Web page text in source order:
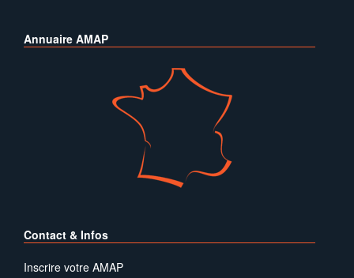
Annuaire AMAP
Contact & Infos
Inscrire votre AMAP